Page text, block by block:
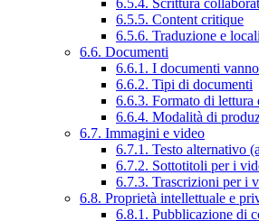
6.5.5. Content critique
6.5.6. Traduzione e
6.6. Documenti
6.6.1. I documenti
6.6.2. Tipi di documenti
6.6.3. Formato di
6.6.4. Modalità di
6.7. Immagini e video
6.7.1. Testo alternativo
6.7.2. Sottotitoli per i
6.7.3. Trascrizioni per i
6.8. Proprietà intellettuale e
6.8.1. Pubblicazione di